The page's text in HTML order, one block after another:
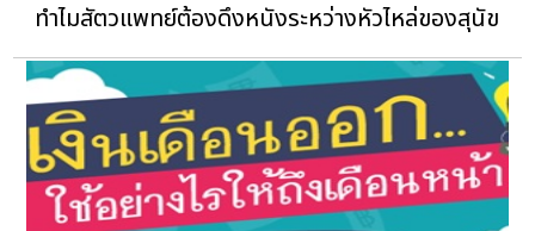
ทำไมสัตวแพทย์ต้องดึงหนังระหว่างหัวไหล่ของสุนัข